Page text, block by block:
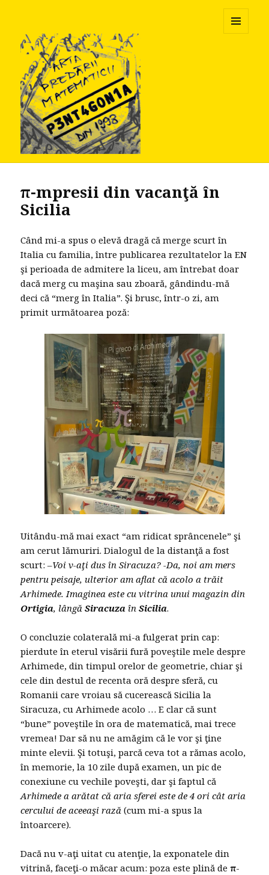
π-mpresii din vacanţă în
Sicilia
Când mi-a spus o elevă dragă că merge scurt în
Italia cu familia, între publicarea rezultatelor la EN
şi perioada de admitere la liceu, am întrebat doar
dacă merg cu maşina sau zboară, gândindu-mă
deci că “merg în Italia”. Şi brusc, într-o zi, am
primit următoarea poză:
Uitându-mă mai exact “am ridicat sprâncenele” şi
am cerut lămuriri. Dialogul de la distanţă a fost
scurt: –Voi v-aţi dus în Siracuza? -Da, noi am mers
pentru peisaje, ulterior am aflat că acolo a trăit
Arhimede. Imaginea este cu vitrina unui magazin din
Ortigia, lângăSiracuza înSicilia.
O concluzie colaterală mi-a fulgerat prin cap:
pierdute în eterul visării fură poveştile mele despre
Arhimede, din timpul orelor de geometrie, chiar şi
cele din destul de recenta oră despre sferă, cu
Romanii care vroiau să cucerească Sicilia la
Siracuza, cu Arhimede acolo … E clar că sunt
“bune” poveştile în ora de matematică, mai trece
vremea! Dar să nu ne amăgim că le vor şi ţine
minte elevii. Şi totuşi, parcă ceva tot a rămas acolo,
în memorie, la 10 zile după examen, un pic de
conexiune cu vechile poveşti, dar şi faptul că
Arhimede a arătat că aria sferei este de 4 ori cât aria
cercului de aceeaşi rază (cum mi-a spus la
întoarcere).
Dacă nu v-aţi uitat cu atenţie, la exponatele din
vitrină, faceţi-o măcar acum: poza este plină deπ-